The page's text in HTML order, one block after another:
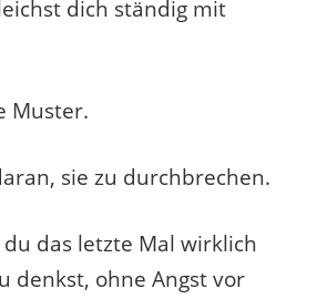
dich ständig mit
Muster.
sie zu durchbrechen.
du das letzte Mal wirklich
denkst, ohne Angst vor